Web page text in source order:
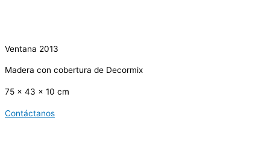
Ventana 2013
Madera con cobertura de Decormix
75 x 43 x 10 cm
Contáctanos